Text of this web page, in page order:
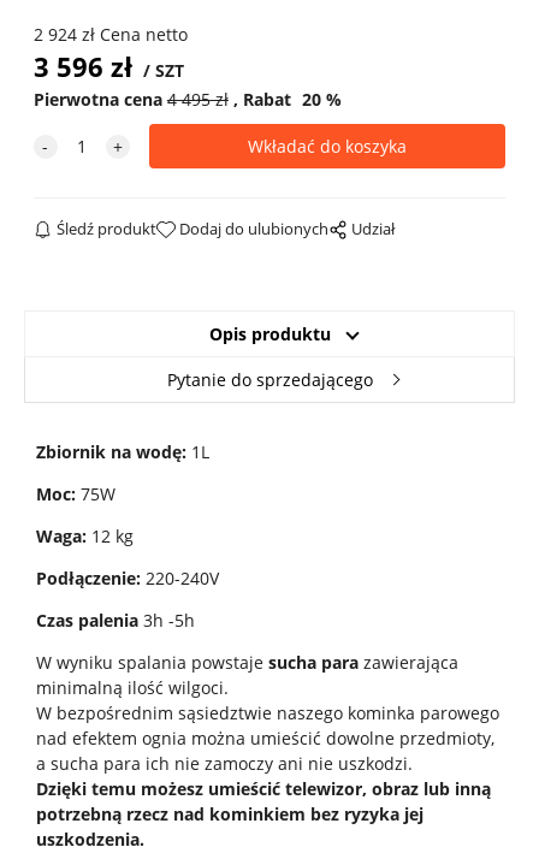
2 924zł Cena netto
3 596 zł
SZT
Pierwotna cena 4 495zł Rabat 20%
Śledź produkt Dodaj do ulubionych Udział
Opis produktu
Pytanie do sprzedającego
Zbiornik na wodę:1L
Moc:75W
Waga:12 kg
Podłączenie:220-240V
Czas palenia3h -5h
W wyniku spalania powstaje sucha parazawierająca
minimalną ilość wilgoci.
W bezpośrednim sąsiedztwie naszego kominka parowego
nad efektem ognia można umieścić dowolne przedmioty,
a sucha para ich nie zamoczy ani nie uszkodzi.
Dzięki temu możesz umieścić telewizor, obraz lub inną
potrzebną rzecz nad kominkiem bez ryzyka jej
uszkodzenia.